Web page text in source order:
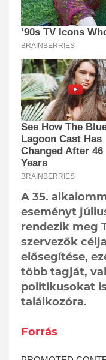
A 35.
eseményt
rendezik meg
szervezők
elősegítése,
több tagját,
politikusokat
találkozóra.
Forrás